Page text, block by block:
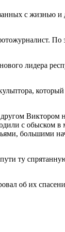
с жизнью
По
лидера
Виктором
с обыском
большими
ту
об их